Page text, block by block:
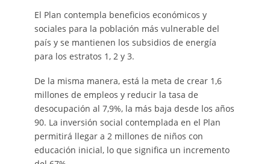
El Plan contempla beneficios económicos y
sociales para la población más vulnerable del
país y se mantienen los subsidios de energía
para los estratos 1, 2 y 3.
De la misma manera, está la meta de crear 1,6
millones de empleos y reducir la tasa de
desocupación al 7,9%, la más baja desde los años
90. La inversión social contemplada en el Plan
permitirá llegar a 2 millones de niños con
educación inicial, lo que significa un incremento